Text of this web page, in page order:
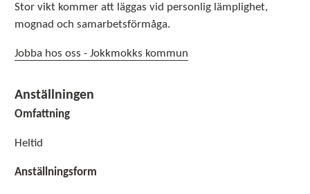
Stor vikt kommer att läggas vid personlig lämplighet,
mognad och samarbetsförmåga.
Jobba hos oss - Jokkmokks kommun
Anställningen
Omfattning
Heltid
Anställningsform